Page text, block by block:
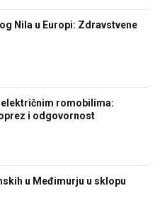
Nila u Europi: Zdravstvene
romobilima:
i odgovornost
u Međimurju u sklopu